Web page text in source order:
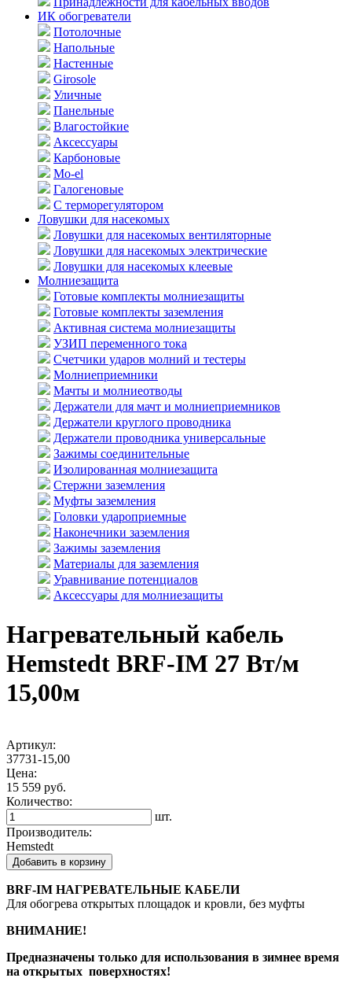
ИК обогреватели
Потолочные
Напольные
Настенные
Girosole
Уличные
Панельные
Влагостойкие
Аксессуары
Карбоновые
Mo-el
Галогеновые
С терморегулятором
Ловушки для насекомых
Ловушки для насекомых вентиляторные
Ловушки для насекомых электрические
Ловушки для насекомых клеевые
Молниезащита
Готовые комплекты молниезащиты
Готовые комплекты заземления
Активная система молниезащиты
УЗИП переменного тока
Счетчики ударов молний и тестеры
Молниеприемники
Мачты и молниеотводы
Держатели для мачт и молниеприемников
Держатели круглого проводника
Держатели проводника универсальные
Зажимы соединительные
Изолированная молниезащита
Стержни заземления
Муфты заземления
Головки удароприемные
Наконечники заземления
Зажимы заземления
Материалы для заземления
Уравнивание потенциалов
Аксессуары для молниезащиты
Нагревательный кабель
Hemstedt BRF-IM 27 Вт/м
15,00м
Артикул:
37731-15,00
Цена:
15 559 руб.
Количество:
шт.
Производитель:
Hemstedt
Добавить в корзину
BRF-IM НАГРЕВАТЕЛЬНЫЕ КАБЕЛИ
Для обогрева открытых площадок и кровли, без муфты
ВНИМАНИЕ!
Предназначены только для использования в зимнее время
на открытых поверхностях!